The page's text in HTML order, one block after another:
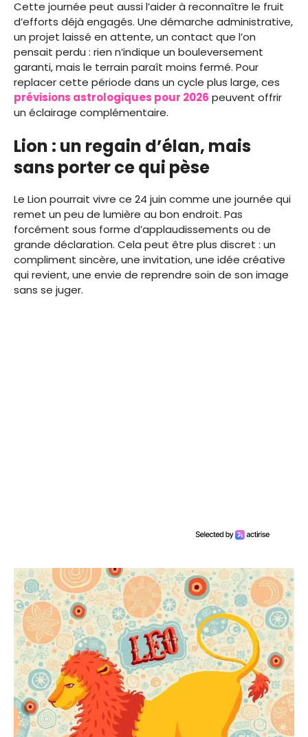
Cette journée peut aussi l’aider à reconnaître le fruit
d’efforts déjà engagés. Une démarche administrative,
un projet laissé en attente, un contact que l’on
pensait perdu : rien n’indique un bouleversement
garanti, mais le terrain paraît moins fermé. Pour
replacer cette période dans un cycle plus large, ces
prévisions astrologiques pour 2026 peuvent offrir
un éclairage complémentaire.
Lion : un regain d’élan, mais
sans porter ce qui pèse
Le Lion pourrait vivre ce 24 juin comme une journée qui
remet un peu de lumière au bon endroit. Pas
forcément sous forme d’applaudissements ou de
grande déclaration. Cela peut être plus discret : un
compliment sincère, une invitation, une idée créative
qui revient, une envie de reprendre soin de son image
sans se juger.